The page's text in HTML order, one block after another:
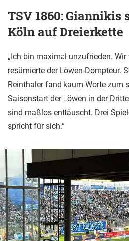
TSV 1860: Giannikis
Köln auf Dreierkette
„Ich bin maximal unzufrieden. Wir
resümierte der Löwen-Dompteur.
Reinthaler fand kaum Worte zum
Saisonstart der Löwen in der
sind maßlos enttäuscht. Drei
spricht für sich.“